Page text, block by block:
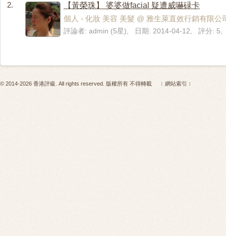
2.
【黃榮珠】 婆婆做facial 疑遭威嚇碌卡
個人 - 化妝 美容 美髮 @ 雅生萊直效行銷有限公
評論者: admin (5星), 日期: 2014-04-12, 評分:
© 2014-2026 香港評級. All rights reserved. 版權所有 不得轉載 ﹝網站索引﹞